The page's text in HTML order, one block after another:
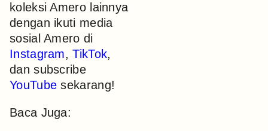
koleksi Amero lainnya
dengan ikuti media
sosial Amero di
Instagram,TikTok,
dan subscribe
YouTube sekarang!
Baca Juga: